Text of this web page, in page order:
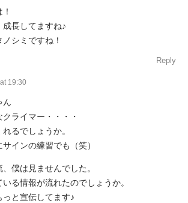
成長してますね♪
シミですね！
Reply
19:30
ん
ライマー・・・・
るでしょうか。
インの練習でも（笑）
、僕は見ませんでした。
る情報が流れたのでしょうか。
っと宣伝してます♪